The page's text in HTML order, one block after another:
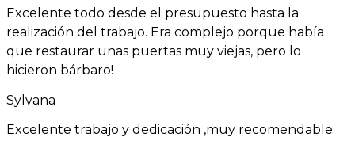
Excelente todo desde el presupuesto hasta la
realización del trabajo. Era complejo porque había
que restaurar unas puertas muy viejas, pero lo
hicieron bárbaro!
Sylvana
Excelente trabajo y dedicación ,muy recomendable